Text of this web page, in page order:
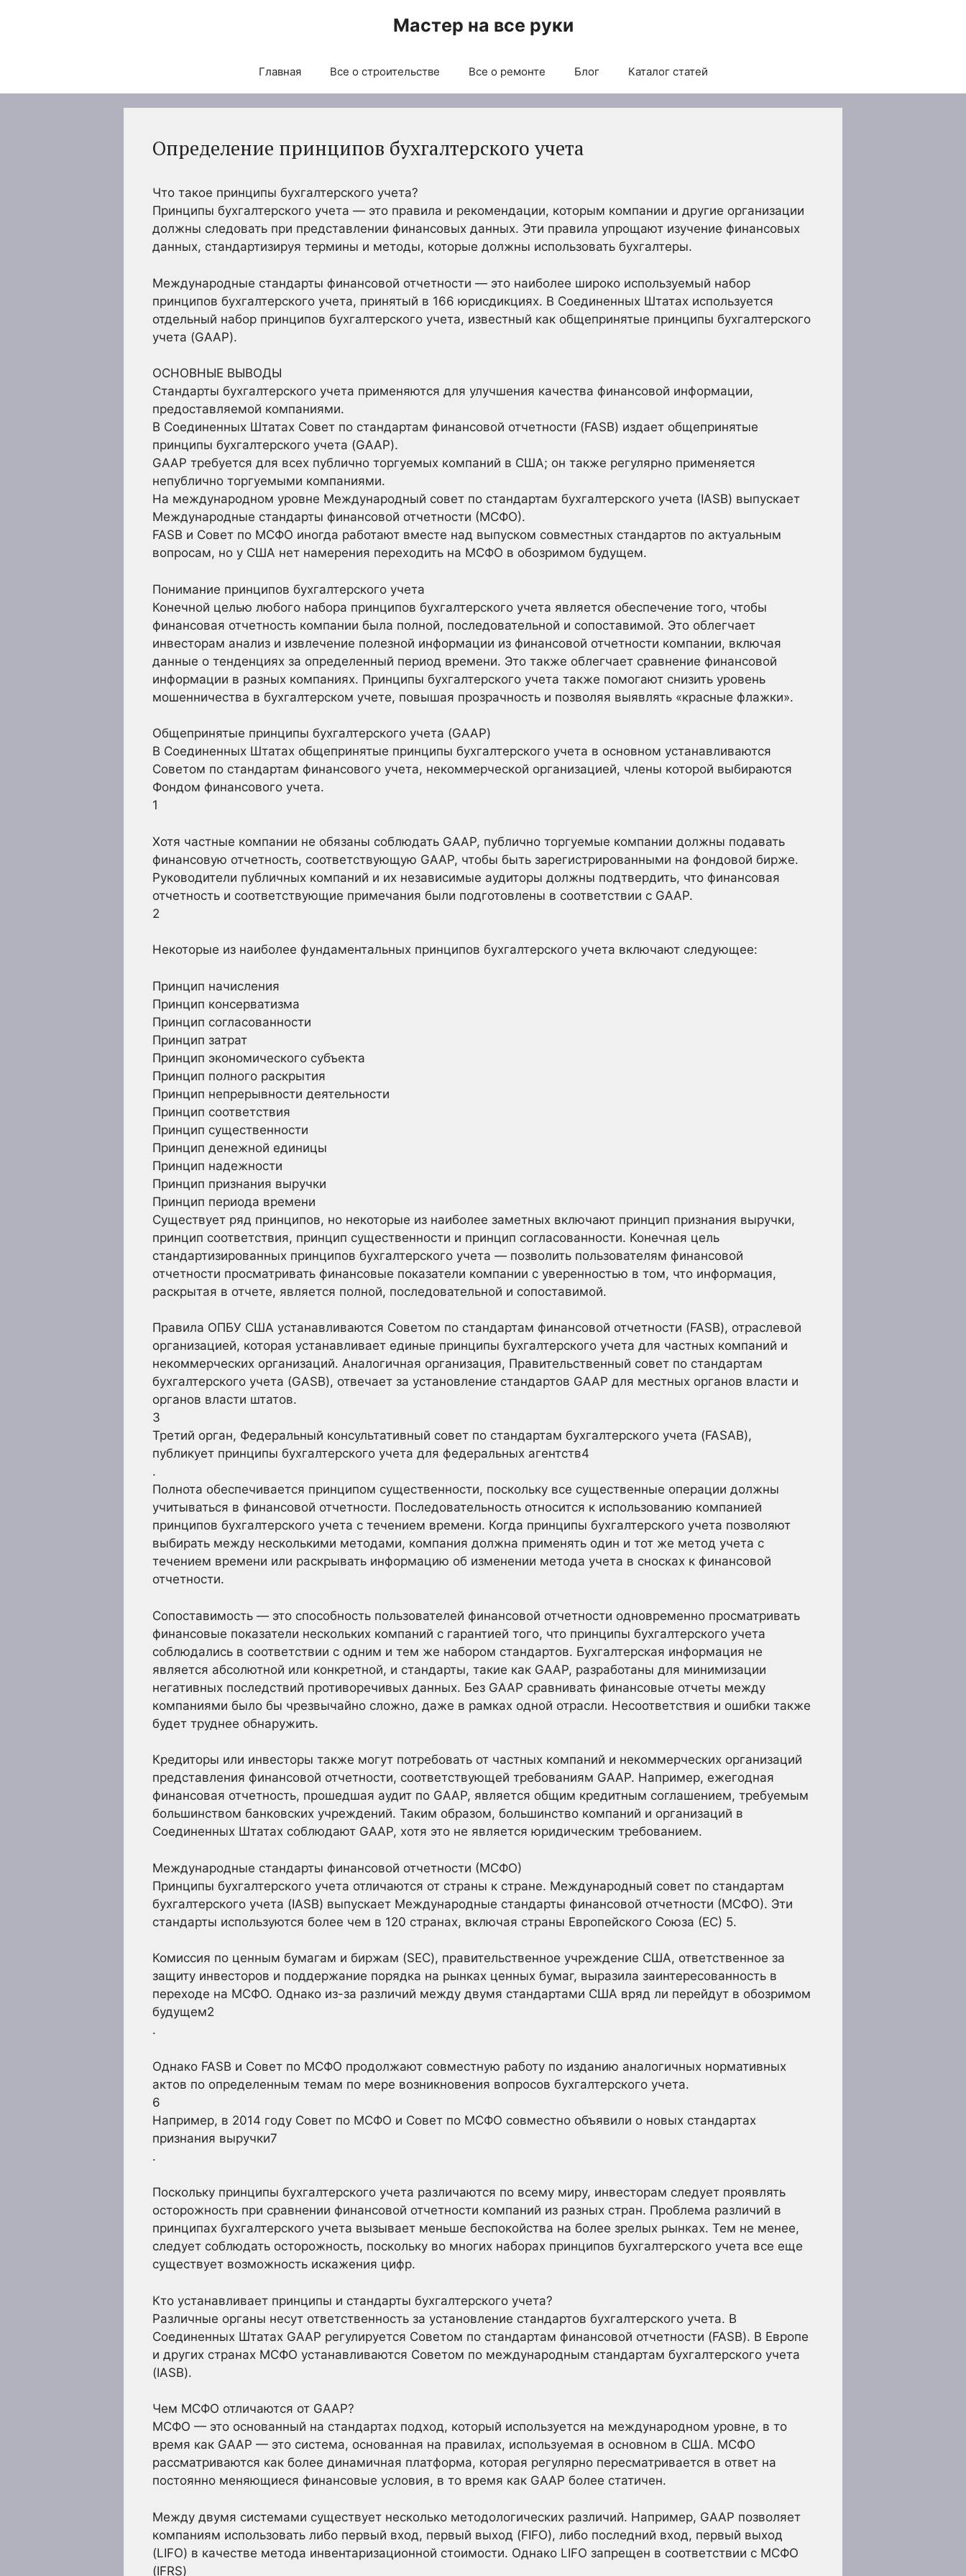
Мастер на все руки
Главная Все о строительстве Все о ремонте Блог Каталог статей
Определение принципов бухгалтерского учета
Что такое принципы бухгалтерского учета?
Принципы бухгалтерского учета — это правила и рекомендации, которым компании и другие организации
должны следовать при представлении финансовых данных. Эти правила упрощают изучение финансовых
данных, стандартизируя термины и методы, которые должны использовать бухгалтеры.
Международные стандарты финансовой отчетности — это наиболее широко используемый набор
принципов бухгалтерского учета, принятый в 166 юрисдикциях. В Соединенных Штатах используется
отдельный набор принципов бухгалтерского учета, известный как общепринятые принципы бухгалтерского
учета (GAAP).
ОСНОВНЫЕ ВЫВОДЫ
Стандарты бухгалтерского учета применяются для улучшения качества финансовой информации,
предоставляемой компаниями.
В Соединенных Штатах Совет по стандартам финансовой отчетности (FASB) издает общепринятые
принципы бухгалтерского учета (GAAP).
GAAP требуется для всех публично торгуемых компаний в США; он также регулярно применяется
непублично торгуемыми компаниями.
На международном уровне Международный совет по стандартам бухгалтерского учета (IASB) выпускает
Международные стандарты финансовой отчетности (МСФО).
FASB и Совет по МСФО иногда работают вместе над выпуском совместных стандартов по актуальным
вопросам, но у США нет намерения переходить на МСФО в обозримом будущем.
Понимание принципов бухгалтерского учета
Конечной целью любого набора принципов бухгалтерского учета является обеспечение того, чтобы
финансовая отчетность компании была полной, последовательной и сопоставимой. Это облегчает
инвесторам анализ и извлечение полезной информации из финансовой отчетности компании, включая
данные о тенденциях за определенный период времени. Это также облегчает сравнение финансовой
информации в разных компаниях. Принципы бухгалтерского учета также помогают снизить уровень
мошенничества в бухгалтерском учете, повышая прозрачность и позволяя выявлять «красные флажки».
Общепринятые принципы бухгалтерского учета (GAAP)
В Соединенных Штатах общепринятые принципы бухгалтерского учета в основном устанавливаются
Советом по стандартам финансового учета, некоммерческой организацией, члены которой выбираются
Фондом финансового учета.
1
Хотя частные компании не обязаны соблюдать GAAP, публично торгуемые компании должны подавать
финансовую отчетность, соответствующую GAAP, чтобы быть зарегистрированными на фондовой бирже.
Руководители публичных компаний и их независимые аудиторы должны подтвердить, что финансовая
отчетность и соответствующие примечания были подготовлены в соответствии с GAAP.
2
Некоторые из наиболее фундаментальных принципов бухгалтерского учета включают следующее:
Принцип начисления
Принцип консерватизма
Принцип согласованности
Принцип затрат
Принцип экономического субъекта
Принцип полного раскрытия
Принцип непрерывности деятельности
Принцип соответствия
Принцип существенности
Принцип денежной единицы
Принцип надежности
Принцип признания выручки
Принцип периода времени
Существует ряд принципов, но некоторые из наиболее заметных включают принцип признания выручки,
принцип соответствия, принцип существенности и принцип согласованности. Конечная цель
стандартизированных принципов бухгалтерского учета — позволить пользователям финансовой
отчетности просматривать финансовые показатели компании с уверенностью в том, что информация,
раскрытая в отчете, является полной, последовательной и сопоставимой.
Правила ОПБУ США устанавливаются Советом по стандартам финансовой отчетности (FASB), отраслевой
организацией, которая устанавливает единые принципы бухгалтерского учета для частных компаний и
некоммерческих организаций. Аналогичная организация, Правительственный совет по стандартам
бухгалтерского учета (GASB), отвечает за установление стандартов GAAP для местных органов власти и
органов власти штатов.
3
Третий орган, Федеральный консультативный совет по стандартам бухгалтерского учета (FASAB),
публикует принципы бухгалтерского учета для федеральных агентств4
.
Полнота обеспечивается принципом существенности, поскольку все существенные операции должны
учитываться в финансовой отчетности. Последовательность относится к использованию компанией
принципов бухгалтерского учета с течением времени. Когда принципы бухгалтерского учета позволяют
выбирать между несколькими методами, компания должна применять один и тот же метод учета с
течением времени или раскрывать информацию об изменении метода учета в сносках к финансовой
отчетности.
Сопоставимость — это способность пользователей финансовой отчетности одновременно просматривать
финансовые показатели нескольких компаний с гарантией того, что принципы бухгалтерского учета
соблюдались в соответствии с одним и тем же набором стандартов. Бухгалтерская информация не
является абсолютной или конкретной, и стандарты, такие как GAAP, разработаны для минимизации
негативных последствий противоречивых данных. Без GAAP сравнивать финансовые отчеты между
компаниями было бы чрезвычайно сложно, даже в рамках одной отрасли. Несоответствия и ошибки также
будет труднее обнаружить.
Кредиторы или инвесторы также могут потребовать от частных компаний и некоммерческих организаций
представления финансовой отчетности, соответствующей требованиям GAAP. Например, ежегодная
финансовая отчетность, прошедшая аудит по GAAP, является общим кредитным соглашением, требуемым
большинством банковских учреждений. Таким образом, большинство компаний и организаций в
Соединенных Штатах соблюдают GAAP, хотя это не является юридическим требованием.
Международные стандарты финансовой отчетности (МСФО)
Принципы бухгалтерского учета отличаются от страны к стране. Международный совет по стандартам
бухгалтерского учета (IASB) выпускает Международные стандарты финансовой отчетности (МСФО). Эти
стандарты используются более чем в 120 странах, включая страны Европейского Союза (ЕС) 5.
Комиссия по ценным бумагам и биржам (SEC), правительственное учреждение США, ответственное за
защиту инвесторов и поддержание порядка на рынках ценных бумаг, выразила заинтересованность в
переходе на МСФО. Однако из-за различий между двумя стандартами США вряд ли перейдут в обозримом
будущем2
.
Однако FASB и Совет по МСФО продолжают совместную работу по изданию аналогичных нормативных
актов по определенным темам по мере возникновения вопросов бухгалтерского учета.
6
Например, в 2014 году Совет по МСФО и Совет по МСФО совместно объявили о новых стандартах
признания выручки7
.
Поскольку принципы бухгалтерского учета различаются по всему миру, инвесторам следует проявлять
осторожность при сравнении финансовой отчетности компаний из разных стран. Проблема различий в
принципах бухгалтерского учета вызывает меньше беспокойства на более зрелых рынках. Тем не менее,
следует соблюдать осторожность, поскольку во многих наборах принципов бухгалтерского учета все еще
существует возможность искажения цифр.
Кто устанавливает принципы и стандарты бухгалтерского учета?
Различные органы несут ответственность за установление стандартов бухгалтерского учета. В
Соединенных Штатах GAAP регулируется Советом по стандартам финансовой отчетности (FASB). В Европе
и других странах МСФО устанавливаются Советом по международным стандартам бухгалтерского учета
(IASB).
Чем МСФО отличаются от GAAP?
МСФО — это основанный на стандартах подход, который используется на международном уровне, в то
время как GAAP — это система, основанная на правилах, используемая в основном в США. МСФО
рассматриваются как более динамичная платформа, которая регулярно пересматривается в ответ на
постоянно меняющиеся финансовые условия, в то время как GAAP более статичен.
Между двумя системами существует несколько методологических различий. Например, GAAP позволяет
компаниям использовать либо первый вход, первый выход (FIFO), либо последний вход, первый выход
(LIFO) в качестве метода инвентаризационной стоимости. Однако LIFO запрещен в соответствии с МСФО
(IFRS)